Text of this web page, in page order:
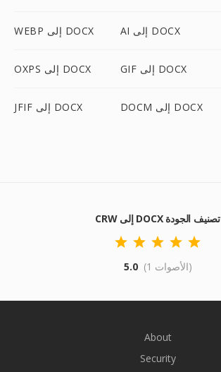
WEBP إلى DOCX AI إلى DOCX
OXPS إلى DOCX GIF إلى DOCX
JFIF إلى DOCX DOCM إلى DOCX
CRW إلى DOCX تصنيف الجودة
5.0 (1 الأصوات)
About
Security